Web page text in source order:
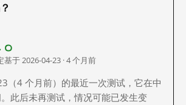
基于 2026-04-23 · 4 个月前
（4 个月前）的最近一次测试，它在中
此后未再测试，情况可能已发生变